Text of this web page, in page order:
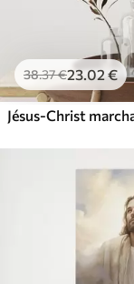
38.37€23.02€